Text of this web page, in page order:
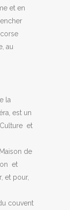
et en
au
la
est un
et
de
et
et pour,
couvent